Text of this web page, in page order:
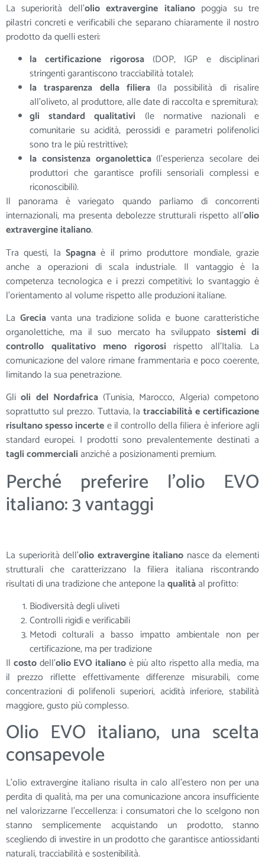
La superiorità dell’olio extravergine italianopoggia su tre
pilastri concreti e verificabili che separano chiaramente il nostro
prodotto da quelli esteri:
la certificazione rigorosa(DOP, IGP e disciplinari
stringenti garantiscono tracciabilità totale);
la trasparenza della filiera(la possibilità di risalire
all’oliveto, al produttore, alle date di raccolta e spremitura);
gli standard qualitativi (le normative nazionali e
comunitarie su acidità, perossidi e parametri polifenolici
sono tra le più restrittive);
la consistenza organolettica(l’esperienza secolare dei
produttori che garantisce profili sensoriali complessi e
riconoscibili).
Il panorama è variegato quando parliamo di concorrenti
internazionali, ma presenta debolezze strutturali rispetto all’olio
extravergine italiano.
Tra questi, la Spagna è il primo produttore mondiale, grazie
anche a operazioni di scala industriale. Il vantaggio è la
competenza tecnologica e i prezzi competitivi; lo svantaggio è
l’orientamento al volume rispetto alle produzioni italiane.
La Greciavanta una tradizione solida e buone caratteristiche
organolettiche, ma il suo mercato ha sviluppato sistemi di
controllo qualitativo meno rigorosi rispetto all’Italia. La
comunicazione del valore rimane frammentaria e poco coerente,
limitando la sua penetrazione.
Glioli del Nordafrica(Tunisia, Marocco, Algeria) competono
soprattutto sul prezzo. Tuttavia, latracciabilità e certificazione
risultano spesso incertee il controllo della filiera è inferiore agli
standard europei. I prodotti sono prevalentemente destinati a
tagli commerciali anziché a posizionamenti premium.
Perché preferire l’olio EVO
italiano: 3 vantaggi
La superiorità dell’olio extravergine italiano nasce da elementi
strutturali che caratterizzano la filiera italiana riscontrando
risultati di una tradizione che antepone laqualitàal profitto:
Biodiversità degli uliveti
Controlli rigidi e verificabili
Metodi colturali a basso impatto ambientale non per
certificazione, ma per tradizione
Il costodell’olio EVO italianoè più alto rispetto alla media, ma
il prezzo riflette effettivamente differenze misurabili, come
concentrazioni di polifenoli superiori, acidità inferiore, stabilità
maggiore, gusto più complesso.
Olio EVO italiano, una scelta
consapevole
L’olio extravergine italiano risulta in calo all’estero non per una
perdita di qualità, ma per una comunicazione ancora insufficiente
nel valorizzarne l’eccellenza: i consumatori che lo scelgono non
stanno semplicemente acquistando un prodotto, stanno
scegliendo di investire in un prodotto che garantisce antiossidanti
naturali, tracciabilità e sostenibilità.